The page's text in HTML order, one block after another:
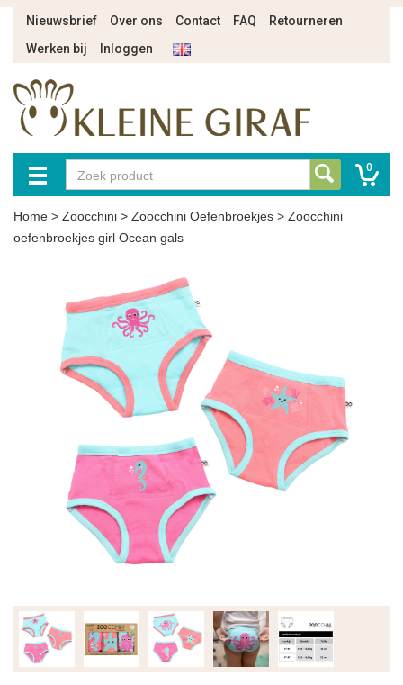
Nieuwsbrief Over ons Contact FAQ
Retourneren
Werken bij
Inloggen
0
Home > Zoocchini > Zoocchini Oefenbroekjes > Zoocchini
oefenbroekjes girl Ocean gals